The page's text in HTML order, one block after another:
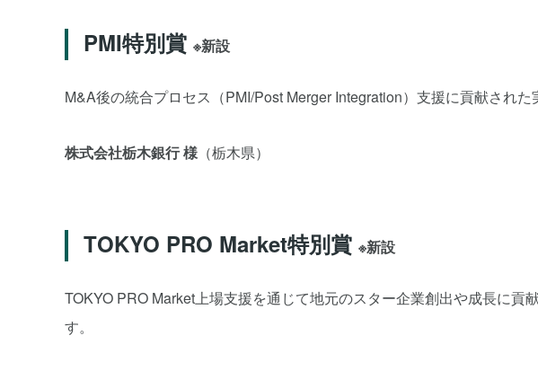
PMI特別賞 ※新設
M&A後の統合プロセス（PMI/Post Merger Integration）支援に貢献された
株式会社栃木銀行 様 （栃木県）
TOKYO PRO Market特別賞 ※新設
TOKYO PRO Market上場支援を通じて地元のスター企業創出や成長に貢
す。